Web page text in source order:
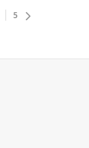
5